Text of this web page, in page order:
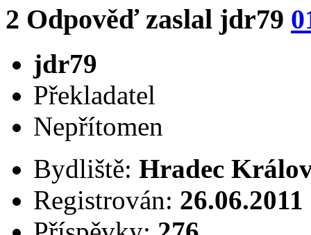
2 Odpověď zaslal jdr79
jdr79
Překladatel
Nepřítomen
Bydliště: Hradec
Registrován: 26.06.2011